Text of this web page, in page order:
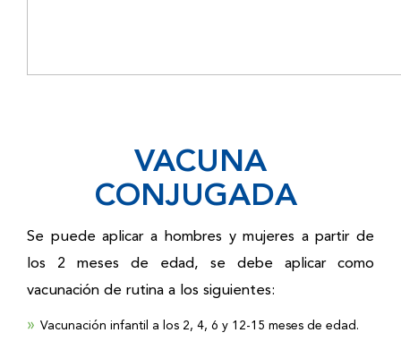
VACUNA
CONJUGADA
Se puede aplicar a hombres y mujeres a partir de
los 2 meses de edad, se debe aplicar como
vacunación de rutina a los siguientes:
Vacunación infantil a los 2, 4, 6 y 12-15 meses de edad.